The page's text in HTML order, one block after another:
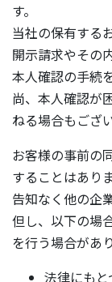
す。
当社の保有する
開示請求やその
本人確認の手続
尚、本人確認が
ねる場合もござ
お客様の事前の
することはあり
告知なく他の企
但し、以下の場
を行う場合があ
法律にも